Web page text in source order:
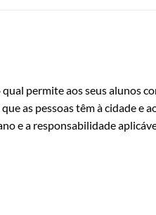
qual permite aos seus alunos
as pessoas têm à cidade e
e a responsabilidade